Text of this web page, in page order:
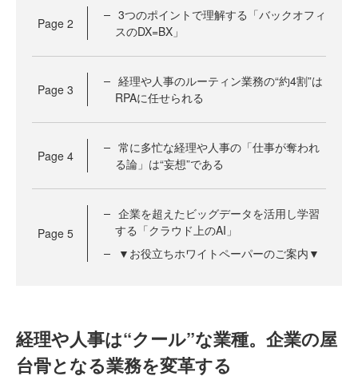
Page 2
3つのポイントで理解する「バックオフィ
スのDX=BX」
Page 3
経理や人事のルーティン業務の“約4割”は
RPAに任せられる
Page 4
常に多忙な経理や人事の「仕事が奪われ
る論」は“妄想”である
Page 5
企業を超えたビッグデータを活用し学習
する「クラウド上のAI」
▼お役立ちホワイトペーパーのご案内▼
経理や人事は“クール”な業種。企業の屋
台骨となる業務を変革する